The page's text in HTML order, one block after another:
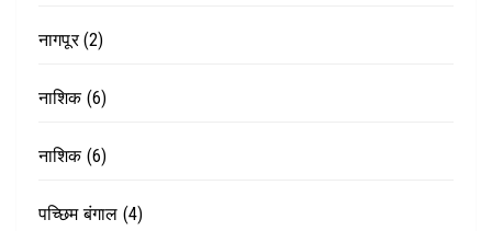
नागपूर(2)
नाशिक(6)
नाशिक(6)
पच्छिम बंगाल (4)